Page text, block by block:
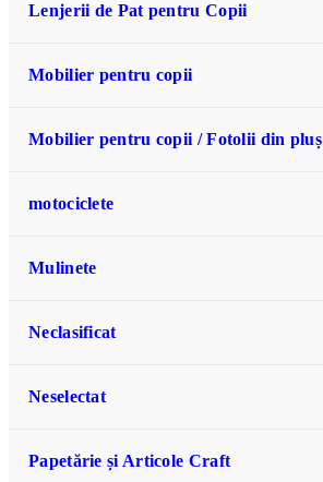
Lenjerii de Pat pentru Copii
Mobilier pentru copii
Mobilier pentru copii / Fotolii din pluș
motociclete
Mulinete
Neclasificat
Neselectat
Papetărie și Articole Craft